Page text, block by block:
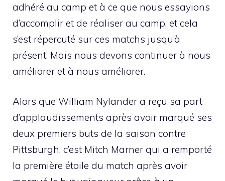
adhéré au camp et à ce que nous essayions
d’accomplir et de réaliser au camp, et cela
s’est répercuté sur ces matchs jusqu’à
présent. Mais nous devons continuer à nous
améliorer et à nous améliorer.
Alors que William Nylander a reçu sa part
d’applaudissements après avoir marqué ses
deux premiers buts de la saison contre
Pittsburgh, c’est Mitch Marner qui a remporté
la première étoile du match après avoir